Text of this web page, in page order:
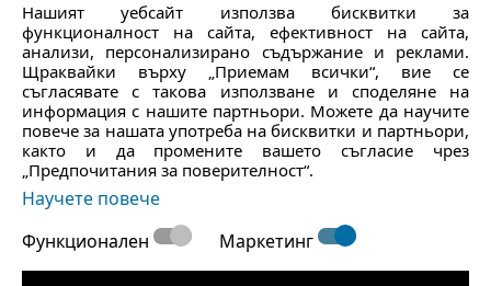
потребители – #yescrocs
Обслужване на клиенти
Понеделник - Петък10:00 - 15:00
Събота - неделя Затворено
crocs.bg@intersocks.pl
+359
Нашият уебсайт използва бисквитки за
функционалност на сайта, ефективност на сайта,
анализи, персонализирано съдържание и реклами.
Щраквайки върху „Приемам всички“, вие се
съгласявате с такова използване и споделяне на
информация с нашите партньори. Можете да научите
повече за нашата употреба на бисквитки и партньори,
както и да промените вашето съгласие чрез
„Предпочитания за поверителност“.
Научете повече
Функционален
Маркетинг